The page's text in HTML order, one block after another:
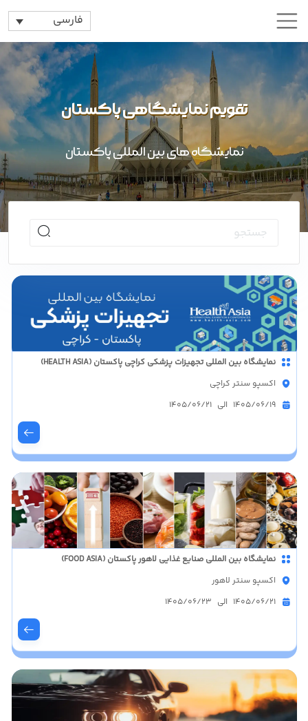
فارسی
تقویم نمایشگاهی پاکستان
نمایشگاه های بین المللی پاکستان
نمایشگاه بین المللی تجهیزات پزشکی کراچی پاکستان (HEALTH ASIA)
اکسپو سنتر کراچی
1405/06/19 الی 1405/06/21
نمایشگاه بین المللی صنایع غذایی لاهور پاکستان (FOOD ASIA)
اکسپو سنتر لاهور
1405/06/21 الی 1405/06/23